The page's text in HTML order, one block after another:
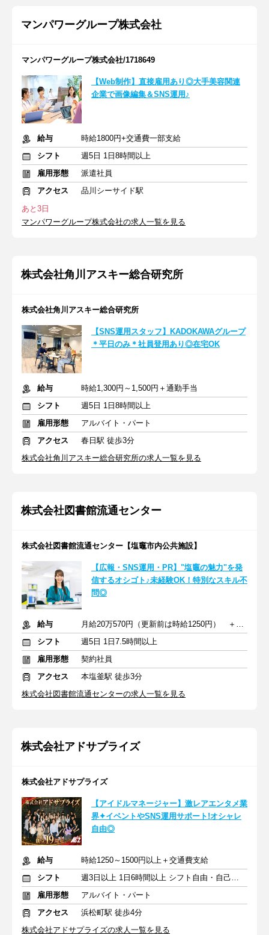
マンパワーグループ株式会社
マンパワーグループ株式会社/1718649
【Web制作】直接雇用あり◎大手美容関連
企業で画像編集＆SNS運用♪
給与
時給1800円+交通費一部支給
シフト
週5日 1日8時間以上
雇用形態
派遣社員
アクセス
品川シーサイド駅
あと3日
マンパワーグループ株式会社の求人一覧を見る
株式会社角川アスキー総合研究所
株式会社角川アスキー総合研究所
【SNS運用スタッフ】KADOKAWAグループ
＊平日のみ＊社員登用あり◎在宅OK
給与
時給1,300円～1,500円＋通勤手当
シフト
週5日 1日8時間以上
雇用形態
アルバイト・パート
アクセス
春日駅 徒歩3分
株式会社角川アスキー総合研究所の求人一覧を見る
株式会社図書館流通センター
株式会社図書館流通センター【塩竈市内公共施設】
【広報・SNS運用・PR】"塩竈の魅力"を発
信するオシゴト♪未経験OK！特別なスキル不
問◎
給与
月給20万570円（更新前は時給1250円） ＋交通費
シフト
週5日 1日7.5時間以上
雇用形態
契約社員
アクセス
本塩釜駅 徒歩3分
株式会社図書館流通センターの求人一覧を見る
株式会社アドサプライズ
株式会社アドサプライズ
【アイドルマネージャー】激レアエンタメ業
界✦イベントやSNS運用サポート!オシャレ
自由◎
給与
時給1250～1500円以上＋交通費支給
シフト
週3日以上 1日6時間以上 シフト自由・自己申告
雇用形態
アルバイト・パート
アクセス
浜松町駅 徒歩4分
株式会社アドサプライズの求人一覧を見る